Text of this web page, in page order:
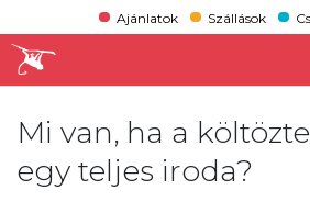
Ajánlatok Szállások
Mi van, ha a
egy teljes iroda?